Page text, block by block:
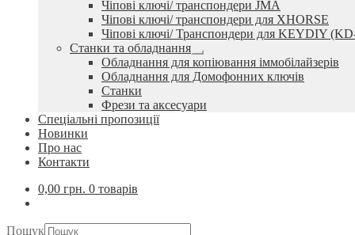
меню
Чіпові ключі/ транспондери JMA
Чіпові ключі/ транспондери для XHORSE
Чіпові ключі/ Транспондери для KEYDIY
Станки та обладнання
Розгорнуте
вкладене
меню
Обладнання для копіювання іммобілайзерів
Обладнання для Домофонних ключів
Станки
Фрези та аксесуари
Спеціальні пропозиції
Новинки
Про нас
Контакти
0,00 грн. 0 товарів
Пошук